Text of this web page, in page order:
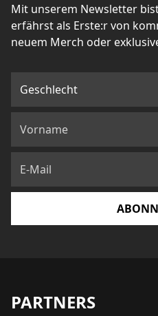
Mit unserem Newsletter
erfährst als Erste:r von
neuem Merch oder
PARTNERS